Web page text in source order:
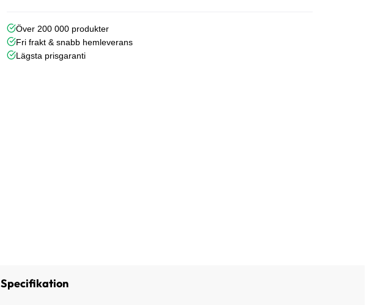
Över 200 000 produkter
Fri frakt & snabb hemleverans
Lägsta prisgaranti
Specifikation